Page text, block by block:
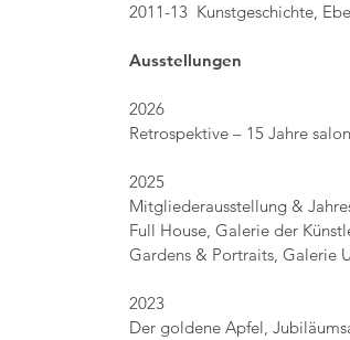
2011-13 Kunstgeschichte,
Ausstellungen
2026
Retrospektive – 15 Jahre
2025
Mitgliederausstellung &
Full House, Galerie der
Gardens & Portraits, Galerie
2023
Der goldene Apfel,